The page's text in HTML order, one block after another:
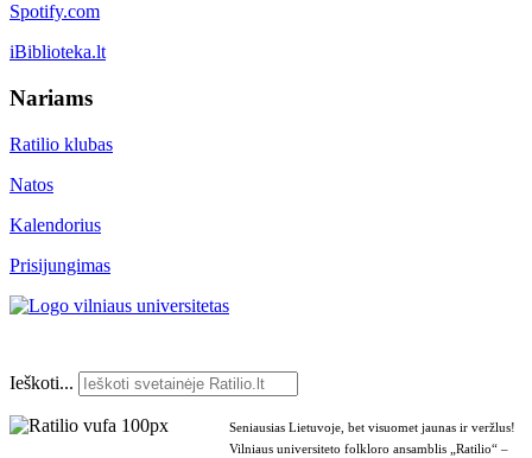
Spotify.com
iBiblioteka.lt
Nariams
Ratilio klubas
Natos
Kalendorius
Prisijungimas
Ieškoti...
Seniausias Lietuvoje, bet visuomet jaunas ir veržlus!
Vilniaus universiteto folkloro ansamblis „Ratilio“ –